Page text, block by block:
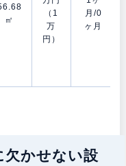
㎡
（1
万
円）
月/0
ヶ月
欠かせない設